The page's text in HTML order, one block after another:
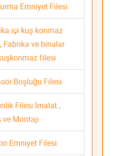
Emniyet Filesi
içi kuş konmaz
Fabrika ve binalar
filesi
Boşluğu Filesi
Filesi İmalat ,
ve Montajı
Emniyet Filesi